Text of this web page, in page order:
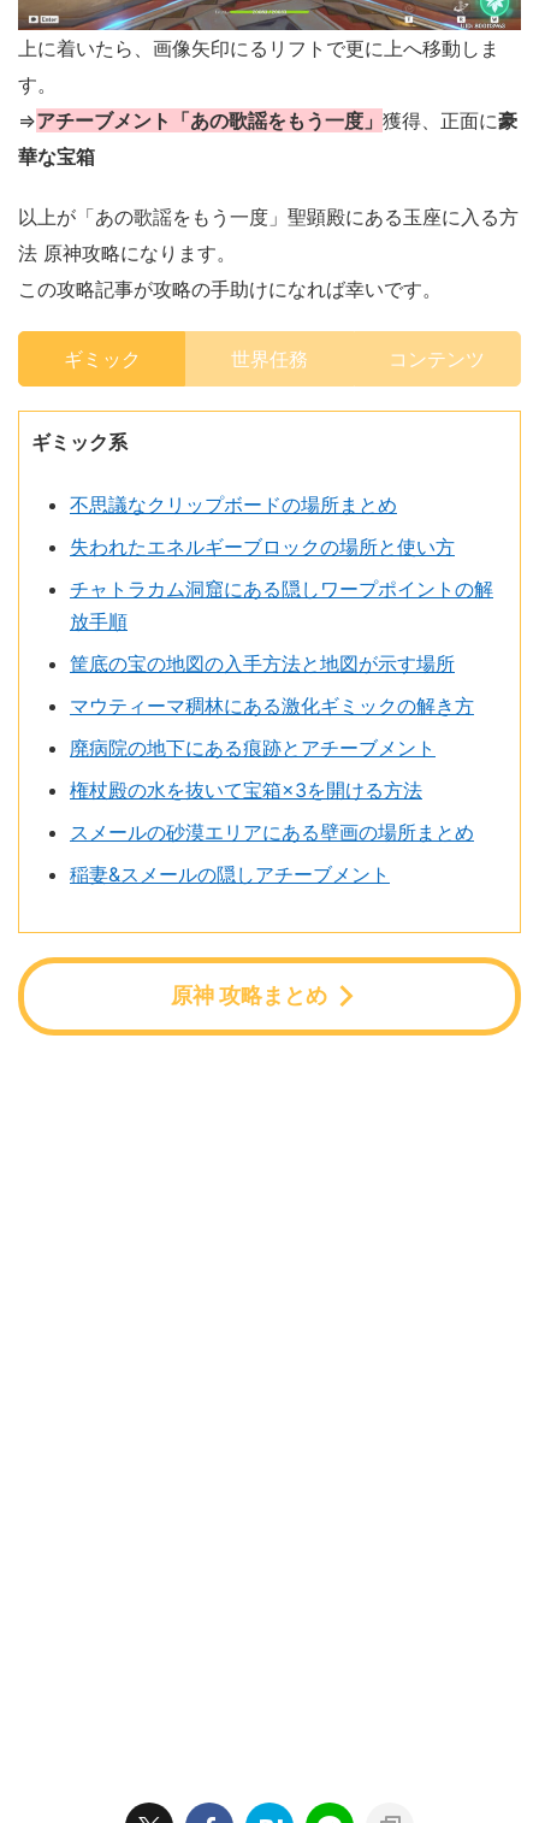
上に着いたら、画像矢印にるリフトで更に上へ移動しま
す。
⇒アチーブメント「あの歌謡をもう一度」 獲得、正面に豪
華な宝箱
以上が「あの歌謡をもう一度」聖顕殿にある玉座に入る方
法 原神攻略になります。
この攻略記事が攻略の手助けになれば幸いです。
ギミック 世界任務 コンテンツ
ギミック系
不思議なクリップボードの場所まとめ
失われたエネルギーブロックの場所と使い方
チャトラカム洞窟にある隠しワープポイントの解
放手順
筐底の宝の地図の入手方法と地図が示す場所
マウティーマ稠林にある激化ギミックの解き方
廃病院の地下にある痕跡とアチーブメント
権杖殿の水を抜いて宝箱×3を開ける方法
スメールの砂漠エリアにある壁画の場所まとめ
稲妻&スメールの隠しアチーブメント
原神 攻略まとめ